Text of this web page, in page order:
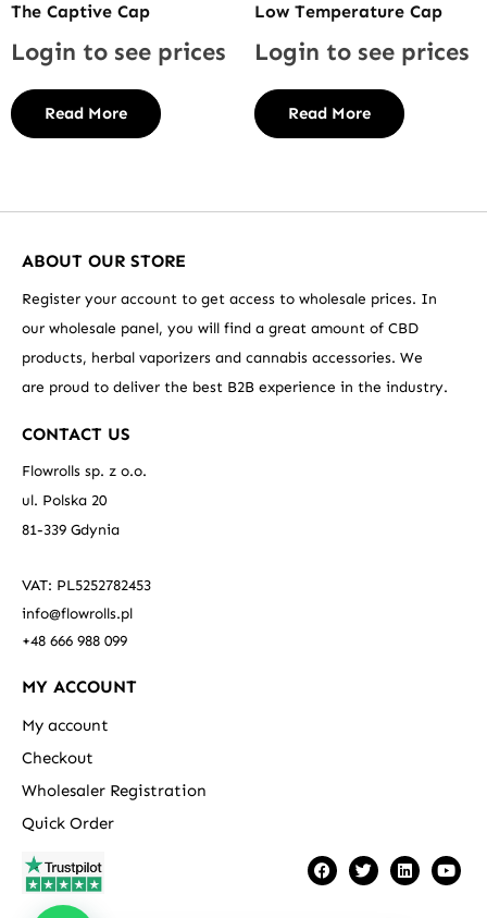
The Captive Cap
Login to see prices
Read More
Low Temperature Cap
Login to see prices
Read More
ABOUT OUR STORE
Register your account to get access to wholesale prices. In
our wholesale panel, you will find a great amount of CBD
products, herbal vaporizers and cannabis accessories. We
are proud to deliver the best B2B experience in the industry.
CONTACT US
Flowrolls sp. z o.o.
ul. Polska 20
81-339 Gdynia
VAT: PL5252782453
info@flowrolls.pl
+48 666 988 099
MY ACCOUNT
My account
Checkout
Wholesaler Registration
Quick Order
F
a
c
T
w
i
L
i
n
Y
o
u